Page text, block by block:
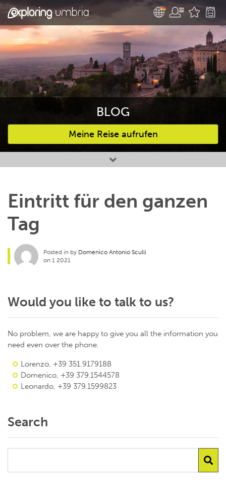
BLOG
Meine Reise aufrufen
Bevorzugte Aktivitäten
Eintritt für den ganzen
Tag
Posted in by Domenico Antonio Sculli
on 1 2021
Would you like to talk to us?
No problem, we are happy to give you all the information you
need even over the phone.
Lorenzo, +39 351.9179188
Domenico, +39 379.1544578
Leonardo, +39 379.1599823
Search